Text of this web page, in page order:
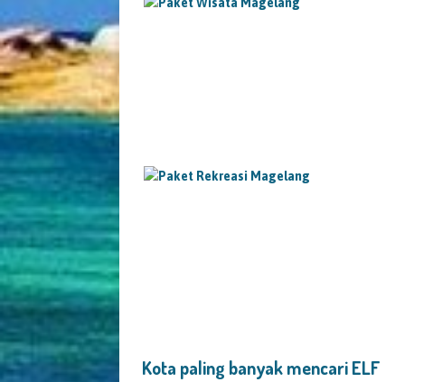
Kota paling banyak mencari ELF